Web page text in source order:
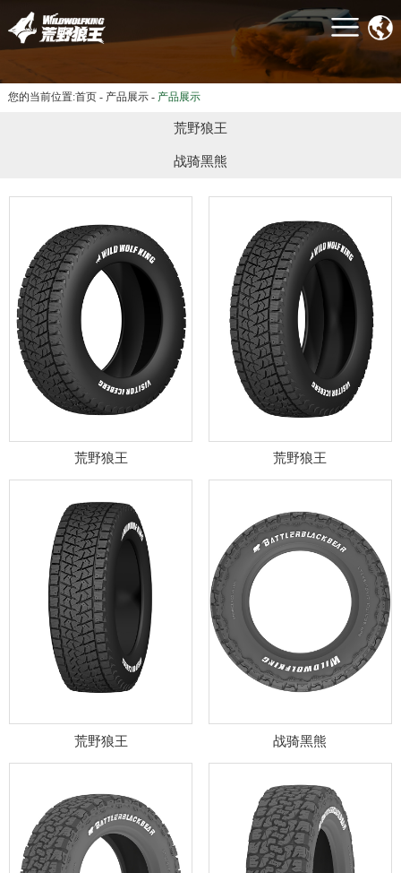
首页
关于我们
产品展示
您的当前位置:首页 - 产品展示- 产品展示
荒野狼王
战骑黑熊
荒野狼王 荒野狼王
荒野狼王 战骑黑熊